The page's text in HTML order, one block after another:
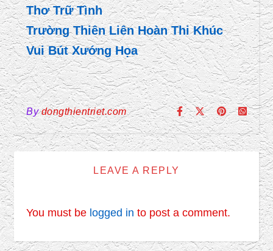
Thơ Trữ Tình
Trường Thiên Liên Hoàn Thi Khúc
Vui Bút Xướng Họa
Bydongthientriet.com
LEAVE A REPLY
You must be logged in to post a comment.